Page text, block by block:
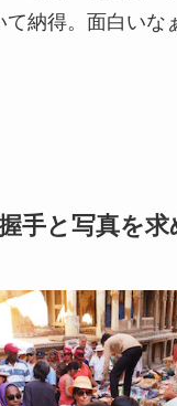
て納得。面白いな
手と写真を求